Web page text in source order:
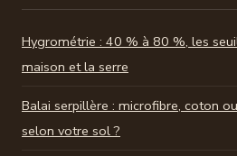
Hygrométrie : 40 % à 80 %, les
maison et la serre
Balai serpillère : microfibre, coton
selon votre sol ?